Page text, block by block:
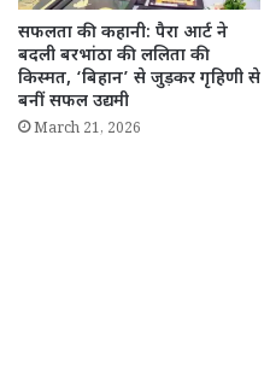
सफलता की कहानी: पैरा आर्ट ने
बदली बरभांठा की ललिता की
किस्मत, ‘बिहान’ से जुड़कर गृहिणी से
बनीं सफल उद्यमी
March 21, 2026